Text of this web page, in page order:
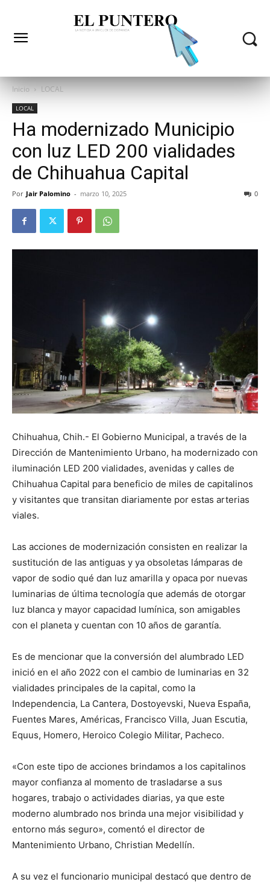
Inicio LOCAL
LOCAL
Ha modernizado Municipio
con luz LED 200 vialidades
de Chihuahua Capital
Por Jair Palomino - marzo 10, 2025 0
Chihuahua, Chih.- El Gobierno Municipal, a través de la
Dirección de Mantenimiento Urbano, ha modernizado con
iluminación LED 200 vialidades, avenidas y calles de
Chihuahua Capital para beneficio de miles de capitalinos
y visitantes que transitan diariamente por estas arterias
viales.
Las acciones de modernización consisten en realizar la
sustitución de las antiguas y ya obsoletas lámparas de
vapor de sodio qué dan luz amarilla y opaca por nuevas
luminarias de última tecnología que además de otorgar
luz blanca y mayor capacidad lumínica, son amigables
con el planeta y cuentan con 10 años de garantía.
Es de mencionar que la conversión del alumbrado LED
inició en el año 2022 con el cambio de luminarias en 32
vialidades principales de la capital, como la
Independencia, La Cantera, Dostoyevski, Nueva España,
Fuentes Mares, Américas, Francisco Villa, Juan Escutia,
Equus, Homero, Heroico Colegio Militar, Pacheco.
«Con este tipo de acciones brindamos a los capitalinos
mayor confianza al momento de trasladarse a sus
hogares, trabajo o actividades diarias, ya que este
moderno alumbrado nos brinda una mejor visibilidad y
entorno más seguro», comentó el director de
Mantenimiento Urbano, Christian Medellín.
A su vez el funcionario municipal destacó que dentro de